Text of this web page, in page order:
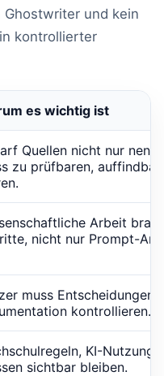
Ghostwriter und kein
kontrollierter
es wichtig ist
Quellen nicht nur
zu prüfbaren,
Arbeit
nicht nur Prompt-
muss Entscheidungen,
kontrollieren.
KI-Nutzung
sichtbar bleiben.